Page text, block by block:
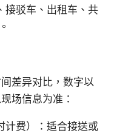
接驳车、出租车、共
差异对比，数字以
场信息为准：
计费）：适合接送或